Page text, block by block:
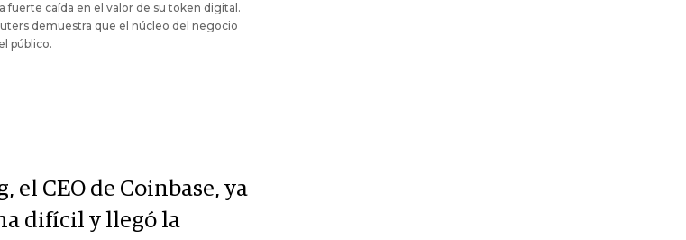
fuerte caída en el valor de su token digital.
demuestra que el núcleo del negocio
público.
el CEO de Coinbase, ya
difícil y llegó la